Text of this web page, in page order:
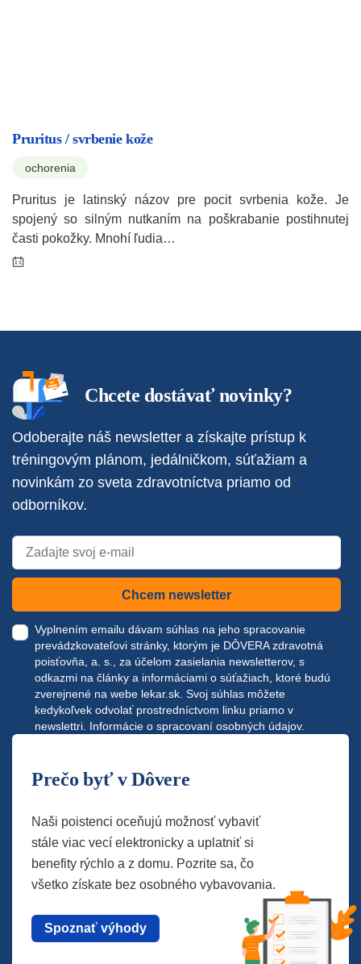
Pruritus / svrbenie kože
ochorenia
Pruritus je latinský názov pre pocit svrbenia kože. Je
spojený so silným nutkaním na poškrabanie postihnutej
časti pokožky. Mnohí ľudia…
Chcete dostávať novinky?
Odoberajte náš newsletter a získajte prístup k
tréningovým plánom, jedálničkom, súťažiam a
novinkám zo sveta zdravotníctva priamo od
odborníkov.
Chcem newsletter
Vyplnením emailu dávam súhlas na jeho spracovanie
prevádzkovateľovi stránky, ktorým je DÔVERA zdravotná
poisťovňa, a. s., za účelom zasielania newsletterov, s
odkazmi na články a informáciami o súťažiach, ktoré budú
zverejnené na webe lekar.sk . Svoj súhlas môžete
kedykoľvek odvolať prostredníctvom linku priamo v
newslettri. Informácie o spracovaní osobných údajov.
Prečo byť v Dôvere
Naši poistenci oceňujú možnosť vybaviť
stále viac vecí elektronicky a uplatniť si
benefity rýchlo a z domu. Pozrite sa, čo
všetko získate bez osobného vybavovania.
Spoznať výhody